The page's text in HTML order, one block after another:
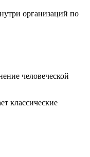
организаций по
человеческой
классические